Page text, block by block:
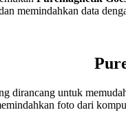
memindahkan data
dirancang untuk
foto dari